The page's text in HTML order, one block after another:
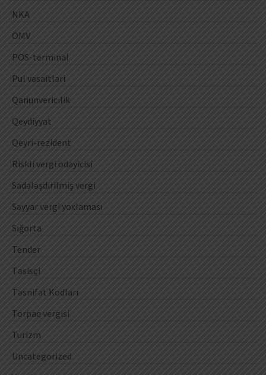
NKA
ÖMV
POS-terminal
Pul vəsaitləri
Qanunvericilik
Qeydiyyat
Qeyri-rezident
Riskli vergi ödəyicisi
Sadələşdirilmiş vergi
Səyyar vergi yoxlaması
Sığorta
Tender
Təsisçi
Təsnifat Kodları
Torpaq vergisi
Turizm
Uncategorized